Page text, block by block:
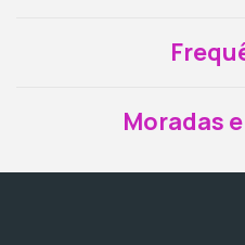
Moradas